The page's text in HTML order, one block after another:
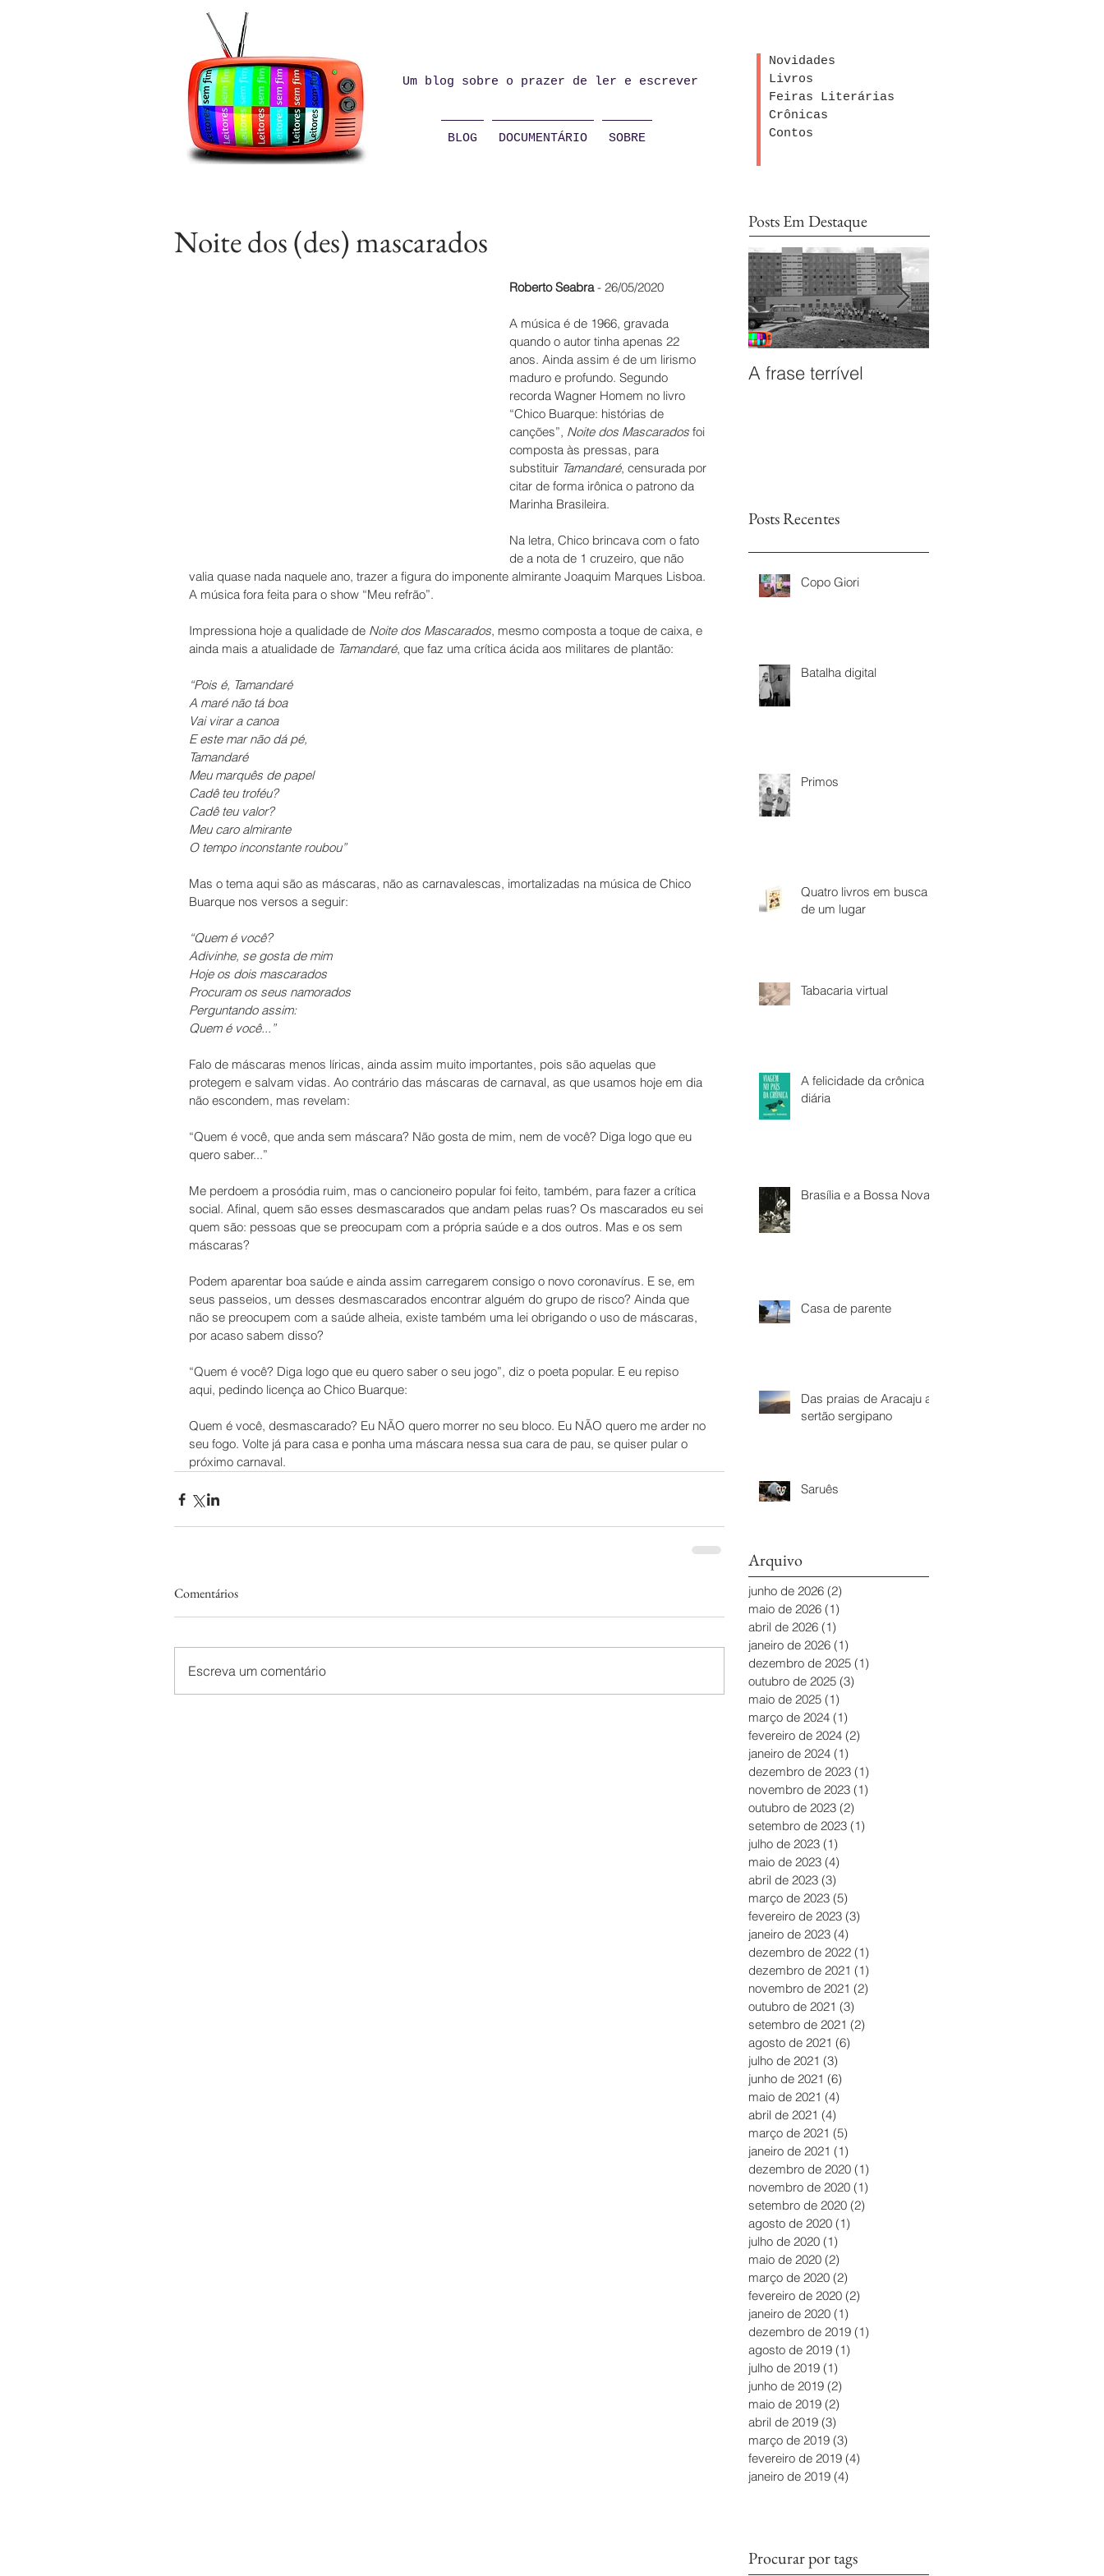
Um blog sobre o prazer de ler e escrever
BLOG DOCUMENTÁRIO SOBRE
Novidades
Livros
Feiras Literárias
Crônicas
Contos
Noite dos (des) mascarados
Roberto Seabra - 26/05/2020
A música é de 1966, gravada
quando o autor tinha apenas 22
anos. Ainda assim é de um lirismo
maduro e profundo. Segundo
recorda Wagner Homem no livro
“Chico Buarque: histórias de
canções”, Noite dos Mascarados foi
composta às pressas, para
substituir Tamandaré, censurada por
citar de forma irônica o patrono da
Marinha Brasileira.
Na letra, Chico brincava com o fato
de a nota de 1 cruzeiro, que não
valia quase nada naquele ano, trazer a figura do imponente almirante Joaquim Marques Lisboa.
A música fora feita para o show “Meu refrão”.
Impressiona hoje a qualidade de Noite dos Mascarados, mesmo composta a toque de caixa, e
ainda mais a atualidade de Tamandaré, que faz uma crítica ácida aos militares de plantão:
“Pois é, Tamandaré
A maré não tá boa
Vai virar a canoa
E este mar não dá pé,
Tamandaré
Meu marquês de papel
Cadê teu troféu?
Cadê teu valor?
Meu caro almirante
O tempo inconstante roubou”
Mas o tema aqui são as máscaras, não as carnavalescas, imortalizadas na música de Chico
Buarque nos versos a seguir:
“Quem é você?
Adivinhe, se gosta de mim
Hoje os dois mascarados
Procuram os seus namorados
Perguntando assim:
Quem é você...”
Falo de máscaras menos líricas, ainda assim muito importantes, pois são aquelas que
protegem e salvam vidas. Ao contrário das máscaras de carnaval, as que usamos hoje em dia
não escondem, mas revelam:
“Quem é você, que anda sem máscara? Não gosta de mim, nem de você? Diga logo que eu
quero saber...”
Me perdoem a prosódia ruim, mas o cancioneiro popular foi feito, também, para fazer a crítica
social. Afinal, quem são esses desmascarados que andam pelas ruas? Os mascarados eu sei
quem são: pessoas que se preocupam com a própria saúde e a dos outros. Mas e os sem
máscaras?
Podem aparentar boa saúde e ainda assim carregarem consigo o novo coronavírus. E se, em
seus passeios, um desses desmascarados encontrar alguém do grupo de risco? Ainda que
não se preocupem com a saúde alheia, existe também uma lei obrigando o uso de máscaras,
por acaso sabem disso?
“Quem é você? Diga logo que eu quero saber o seu jogo”, diz o poeta popular. E eu repiso
aqui, pedindo licença ao Chico Buarque:
Quem é você, desmascarado? Eu NÃO quero morrer no seu bloco. Eu NÃO quero me arder no
seu fogo. Volte já para casa e ponha uma máscara nessa sua cara de pau, se quiser pular o
próximo carnaval.
Comentários
Escreva um comentário
Posts Em Destaque
A frase terrível
Posts Recentes
Copo Giori
Batalha digital
Primos
Quatro livros em busca
de um lugar
Tabacaria virtual
A felicidade da crônica
diária
Brasília e a Bossa Nova*
Casa de parente
Das praias de Aracaju ao
sertão sergipano
Saruês
Arquivo
junho de 2026 (2)
maio de 2026 (1)
abril de 2026 (1)
janeiro de 2026 (1)
dezembro de 2025 (1)
outubro de 2025 (3)
maio de 2025 (1)
março de 2024 (1)
fevereiro de 2024 (2)
janeiro de 2024 (1)
dezembro de 2023 (1)
novembro de 2023 (1)
outubro de 2023 (2)
setembro de 2023 (1)
julho de 2023 (1)
maio de 2023 (4)
abril de 2023 (3)
março de 2023 (5)
fevereiro de 2023 (3)
janeiro de 2023 (4)
dezembro de 2022 (1)
dezembro de 2021 (1)
novembro de 2021 (2)
outubro de 2021 (3)
setembro de 2021 (2)
agosto de 2021 (6)
julho de 2021 (3)
junho de 2021 (6)
maio de 2021 (4)
abril de 2021 (4)
março de 2021 (5)
janeiro de 2021 (1)
dezembro de 2020 (1)
novembro de 2020 (1)
setembro de 2020 (2)
agosto de 2020 (1)
julho de 2020 (1)
maio de 2020 (2)
março de 2020 (2)
fevereiro de 2020 (2)
janeiro de 2020 (1)
dezembro de 2019 (1)
agosto de 2019 (1)
julho de 2019 (1)
junho de 2019 (2)
maio de 2019 (2)
abril de 2019 (3)
março de 2019 (3)
fevereiro de 2019 (4)
janeiro de 2019 (4)
Procurar por tags